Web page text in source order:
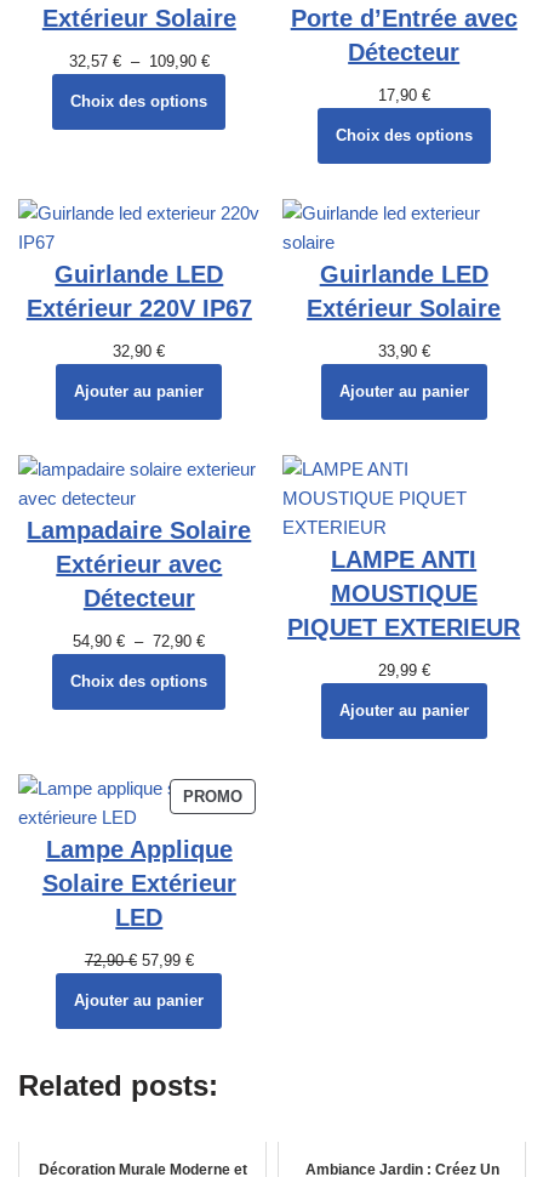
Extérieur Solaire
32,57 € – 109,90 €
Choix des options
Porte d’Entrée avec
Détecteur
17,90 €
Choix des options
Guirlande LED
Extérieur 220V IP67
32,90€
Ajouter au panier
Guirlande LED
Extérieur Solaire
33,90 €
Ajouter au panier
Lampadaire Solaire
Extérieur avec
Détecteur
54,90€ – 72,90€
Choix des options
LAMPE ANTI
MOUSTIQUE
PIQUET EXTERIEUR
29,99 €
Ajouter au panier
PROMO
Lampe Applique
Solaire Extérieur
LED
72,90€ 57,99 €
Ajouter au panier
Related posts:
Décoration Murale Moderne et
Ambiance Jardin : Créez Un